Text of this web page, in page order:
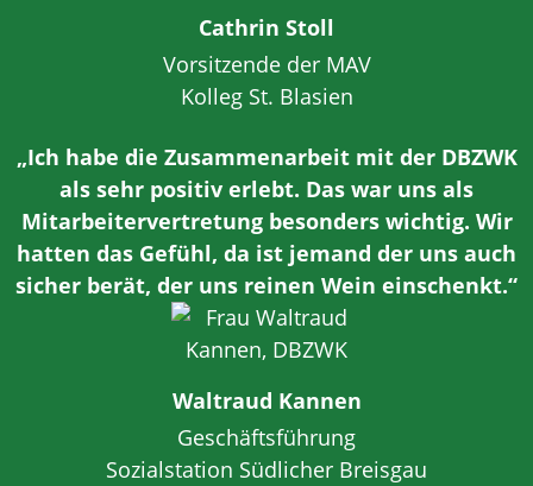
Cathrin Stoll
Vorsitzende der MAV
Kolleg St. Blasien
„Ich habe die Zusammenarbeit mit der DBZWK
als sehr positiv erlebt. Das war uns als
Mitarbeitervertretung besonders wichtig. Wir
hatten das Gefühl, da ist jemand der uns auch
sicher berät, der uns reinen Wein einschenkt.“
Waltraud Kannen
Geschäftsführung
Sozialstation Südlicher Breisgau